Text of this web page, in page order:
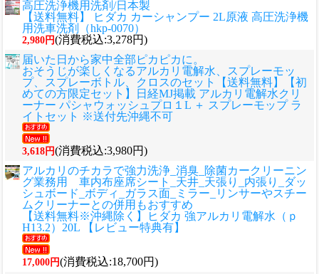
高圧洗浄機用洗剤/日本製
【送料無料】 ヒダカ カーシャンプー 2L原液 高圧洗浄機
用洗車洗剤（hkp-0070）
2,980円(消費税込:3,278円)
届いた日から家中全部ピカピカに。
おそうじが楽しくなるアルカリ電解水、スプレーモッ
プ、スプレーボトル、クロスのセット
【送料無料】【初
めての方限定セット】日経MJ掲載 アルカリ電解水クリ
ーナー パシャウォッシュプロ１L ＋ スプレーモップ ラ
イトセット ※送付先沖縄不可
3,618円(消費税込:3,980円)
アルカリのチカラで強力洗浄_消臭_除菌カークリーニン
グ業務用 車内布座席シート_天井_天張り_内張り_ダッ
シュボード_ボディ_ガラス面_ミラー_リンサーやスチー
ムクリーナーとの併用もおすすめ
【送料無料※沖縄除く】ヒダカ 強アルカリ電解水（ｐ
H13.2）20L 【レビュー特典有】
17,000円(消費税込:18,700円)